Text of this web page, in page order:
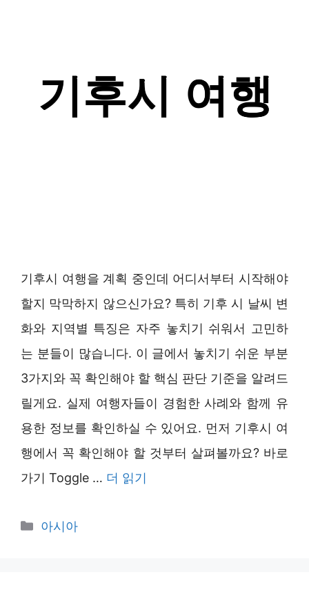
기후시 여행을 계획 중인데 어디서부터 시작해야
할지 막막하지 않으신가요? 특히 기후 시 날씨 변
화와 지역별 특징은 자주 놓치기 쉬워서 고민하
는 분들이 많습니다. 이 글에서 놓치기 쉬운 부분
3가지와 꼭 확인해야 할 핵심 판단 기준을 알려드
릴게요. 실제 여행자들이 경험한 사례와 함께 유
용한 정보를 확인하실 수 있어요. 먼저 기후시 여
행에서 꼭 확인해야 할 것부터 살펴볼까요? 바로
가기 Toggle … 더 읽기
카
아시아